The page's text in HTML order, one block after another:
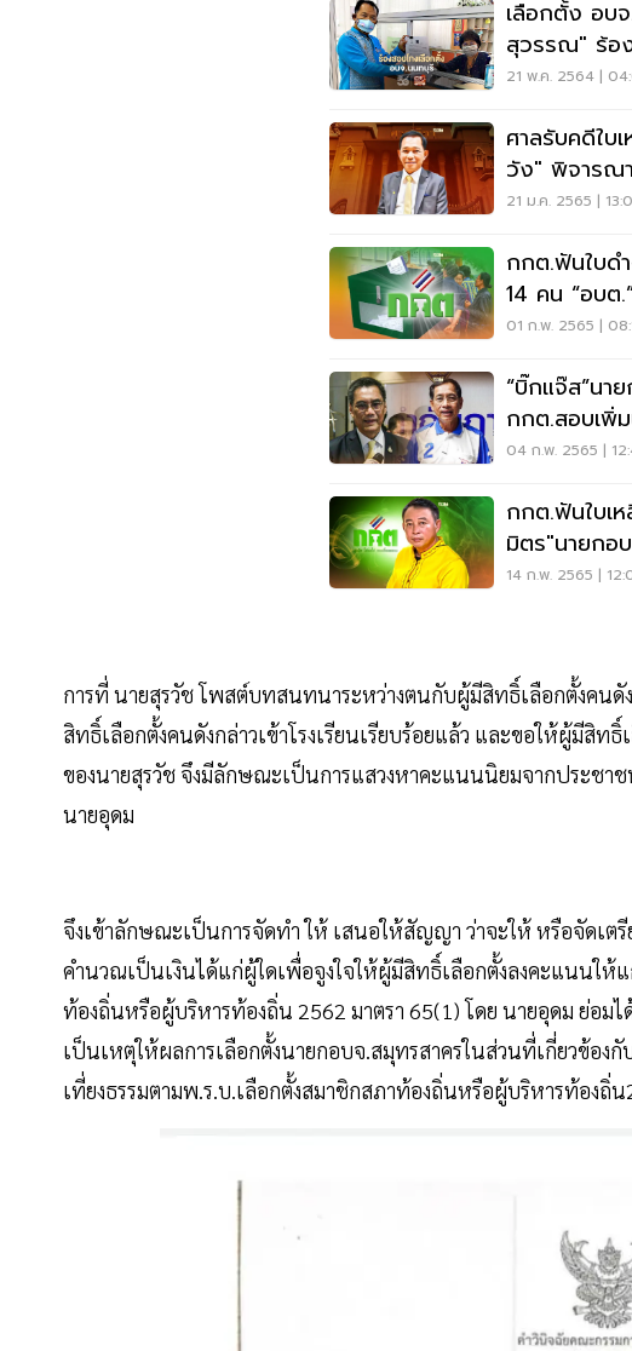
เลือกตั้ง อบ
สุวรรณ" ร้อ
21 พ.ค. 2564 |
ศาลรับคดีใ
วัง" พิจารณ
ส.ส.ทันที
21 ม.ค. 2565 |
กกต.ฟันใบด
14 คน “อบต
01 ก.พ. 2565 |
“บิ๊กแจ๊ส”นา
กกต.สอบเพิ่
ท้องถิ่น
04 ก.พ. 2565 |
กกต.ฟันใบเ
มิตร"นายกอ
ป้ายหาเสียง
14 ก.พ. 2565 |
การที่ นายสุรวัช โพสต์บทสนทนาระหว่างตนกับผู้มีสิทธิ์เลือกตั้งคน
สิทธิ์เลือกตั้งคนดังกล่าวเข้าโรงเรียนเรียบร้อยแล้ว และขอให้ผู้มีสิท
ของนายสุรวัช จึงมีลักษณะเป็นการแสวงหาคะแนนนิยมจากประช
นายอุดม
จึงเข้าลักษณะเป็นการจัดทำ ให้ เสนอให้สัญญา ว่าจะให้ หรือจัดเ
คำนวณเป็นเงินได้แก่ผู้ใดเพื่อจูงใจให้ผู้มีสิทธิ์เลือกตั้งลงคะแนนให้
ท้องถิ่นหรือผู้บริหารท้องถิ่น 2562 มาตรา 65(1) โดย นายอุดม ย่อมไ
เป็นเหตุให้ผลการเลือกตั้งนายกอบจ.สมุทรสาครในส่วนที่เกี่ยวข้อง
เที่ยงธรรมตามพ.ร.บ.เลือกตั้งสมาชิกสภาท้องถิ่นหรือผู้บริหารท้องถิ่น